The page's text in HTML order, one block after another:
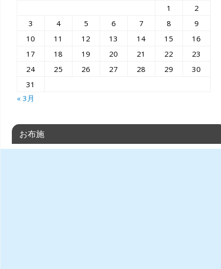
1
2
3
4 5 6 7 8
9
10
11 12 13 14 15
16
17
18 19 20 21 22
23
24
25 26 27 28 29
30
31
« 3月
お布施